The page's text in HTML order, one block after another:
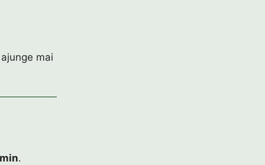
mai
.